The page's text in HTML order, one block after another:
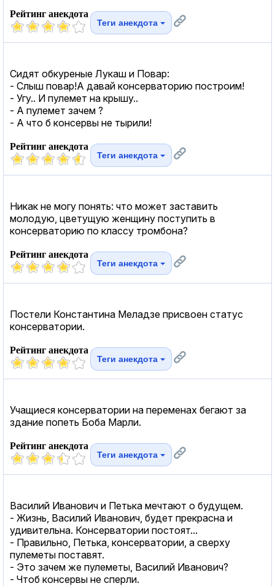
Рейтинг анекдота
Теги анекдота
Сидят обкуреные Лукаш и Повар:
- Слыш повар!А давай консерваторию построим!
- Угу.. И пулемет на крышу..
- А пулемет зачем ?
- А что б консервы не тырили!
Рейтинг анекдота
Теги анекдота
Никак не могу понять: что может заставить
молодую, цветущую женщину поступить в
консерваторию по классу тромбона?
Рейтинг анекдота
Теги анекдота
Постели Константина Меладзе присвоен статус
консерватории.
Рейтинг анекдота
Теги анекдота
Учащиеся консерватории на переменах бегают за
здание попеть Боба Марли.
Рейтинг анекдота
Теги анекдота
Василий Иванович и Петька мечтают о будущем.
- Жизнь, Василий Иванович, будет прекрасна и
удивительна. Консерватории постоят...
- Правильно, Петька, консерватории, а сверху
пулеметы поставят.
- Это зачем же пулеметы, Василий Иванович?
- Чтоб консервы не сперли.